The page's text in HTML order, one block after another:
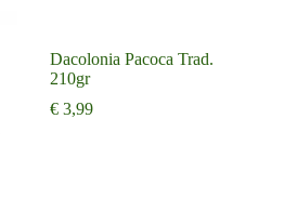
Dacolonia Pacoca Trad.
210gr
€ 3,99